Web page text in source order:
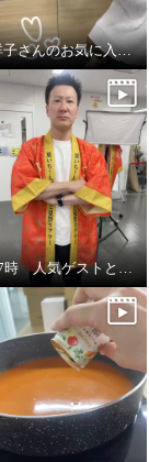
祥子さんのお気に入り！すいすい水
17時 人気ゲストと夏祭りアワー